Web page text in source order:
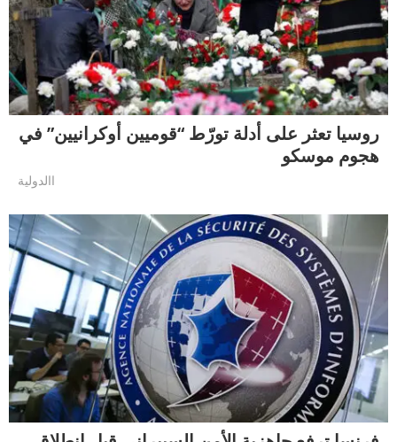
روسيا تعثر على أدلة تورّط “قوميين أوكرانيين” في
هجوم موسكو
االدولية